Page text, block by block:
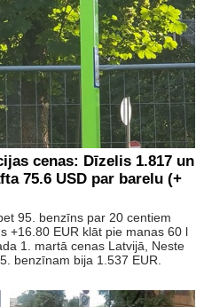
cenas: Dīzelis 1.817 un
75.6 USD par barelu (+
95. benzīns par 20 centiem
+16.80 EUR klāt pie manas 60 l
1. martā cenas Latvijā, Neste
benzīnam bija 1.537 EUR.